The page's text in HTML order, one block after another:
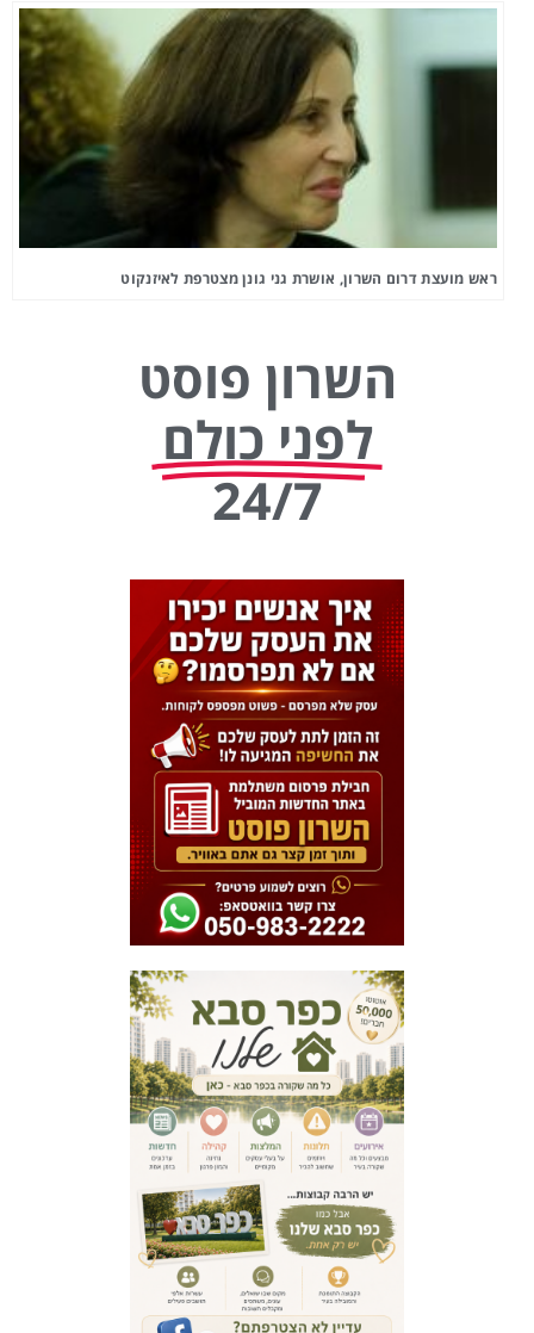
ראש מועצת דרום השרון, אושרת גני גונן מצטרפת לאיזנקוט
השרון פוסט
לפני כולם
24/7